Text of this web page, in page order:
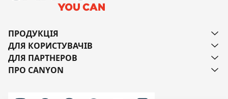
ПРОДУКЦІЯ
ДЛЯ КОРИСТУВАЧІВ
ДЛЯ ПАРТНЕРОВ
ПРО CANYON